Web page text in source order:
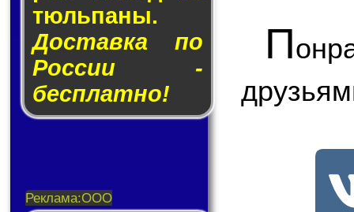
тюль­па­ны.
Доставка по
России -
бесплатно!
П